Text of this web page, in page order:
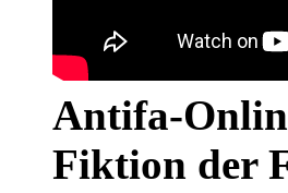
Antifa-
Fiktion der